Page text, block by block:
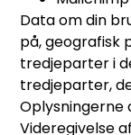
Data om din
på, geografisk
tredjeparter i
tredjeparter,
Oplysningerne
Videregivelse